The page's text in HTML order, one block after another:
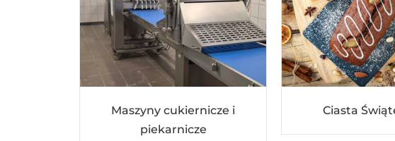
Maszyny cukiernicze i
piekarnicze
Ciasta